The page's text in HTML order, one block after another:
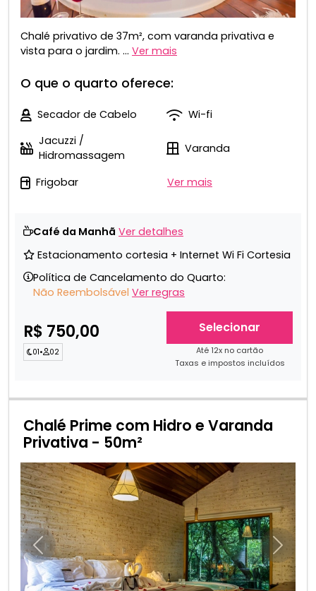
Chalé privativo de 37m², com varanda privativa e
vista para o jardim. ... Ver mais
O que o quarto oferece:
Secador de Cabelo
Wi-fi
Jacuzzi /
Hidromassagem
Varanda
Frigobar Ver mais
Café da Manhã Ver detalhes
Estacionamento cortesia + Internet Wi Fi Cortesia
Política de Cancelamento do Quarto:
Não Reembolsável Ver regras
R$ 750,00
01• 02
Selecionar
Até 12x no cartão
Taxas e impostos incluídos
Chalé Prime com Hidro e Varanda
Privativa - 50m²
Anterior